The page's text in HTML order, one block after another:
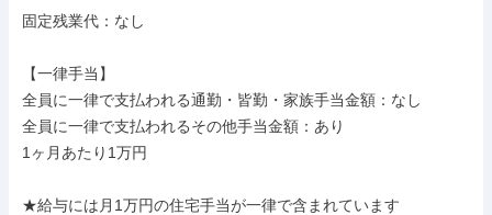
固定残業代：なし
【一律手当】
全員に一律で支払われる通勤・皆勤・家族手当金額：なし
全員に一律で支払われるその他手当金額：あり
1ヶ月あたり1万円
★給与には月1万円の住宅手当が一律で含まれています